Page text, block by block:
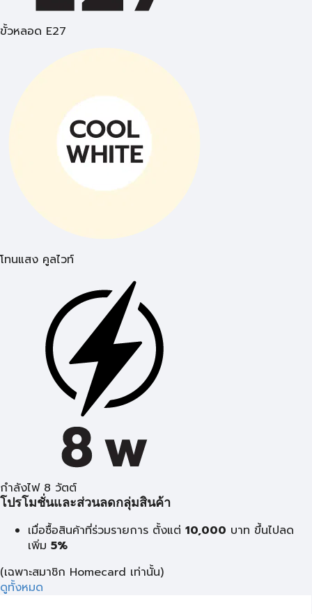
ขั้วหลอด E27
โทนแสง คูลไวท์
กำลังไฟ 8 วัตต์
โปรโมชั่นและส่วนลดกลุ่มสินค้า
เมื่อซื้อสินค้าที่ร่วมรายการ ตั้งแต่ 10,000 บาท ขึ้นไปลด
เพิ่ม 5%
(เฉพาะสมาชิก Homecard เท่านั้น)
ดูทั้งหมด